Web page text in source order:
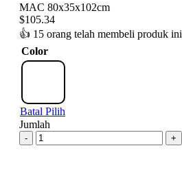
MAC 80x35x102cm
$105.34
👍 15 orang telah membeli produk ini
Color
Batal Pilih
Jumlah
- +